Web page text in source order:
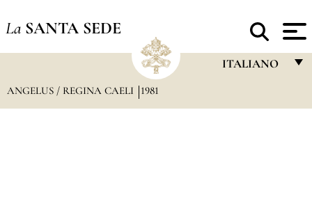
La SANTA SEDE
ITALIANO
ANGELUS / REGINA CAELI 1981